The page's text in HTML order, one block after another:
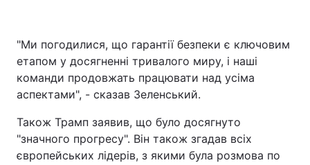
"Ми погодилися, що гарантії безпеки є ключовим
етапом у досягненні тривалого миру, і наші
команди продовжать працювати над усіма
аспектами", - сказав Зеленський.
Також Трамп заявив, що було досягнуто
"значного прогресу". Він також згадав всіх
європейських лідерів, з якими була розмова по